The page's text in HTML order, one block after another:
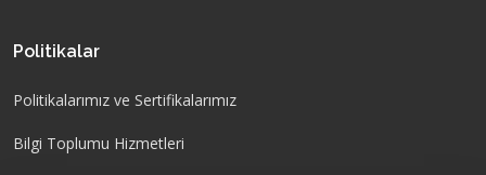
Politikalar
Politikalarımız ve Sertifikalarımız
Bilgi Toplumu Hizmetleri